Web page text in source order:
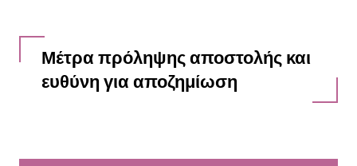
Μέτρα πρόληψης αποστολής και
ευθύνη για αποζημίωση